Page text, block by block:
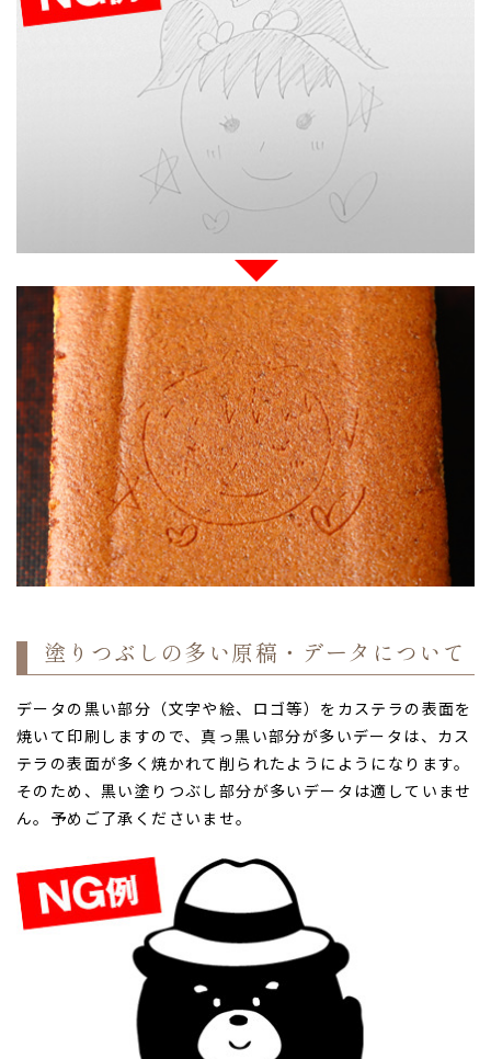
塗りつぶしの多い原稿・データについて
データの黒い部分（文字や絵、ロゴ等）をカステラの表面を
焼いて印刷しますので、真っ黒い部分が多いデータは、カス
テラの表面が多く焼かれて削られたようにようになります。
そのため、黒い塗りつぶし部分が多いデータは適していませ
ん。予めご了承くださいませ。